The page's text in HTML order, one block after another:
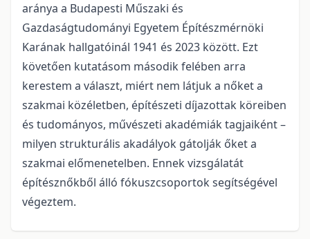
aránya a Budapesti Műszaki és
Gazdaságtudományi Egyetem Építészmérnöki
Karának hallgatóinál 1941 és 2023 között. Ezt
követően kutatásom második felében arra
kerestem a választ, miért nem látjuk a nőket a
szakmai közéletben, építészeti díjazottak köreiben
és tu­dományos, művészeti akadémiák tagjaiként –
milyen strukturális akadályok gátolják őket a
szakmai előmenetelben. Ennek vizsgálatát
építésznőkből álló fókuszcsoportok segítségével
végeztem.